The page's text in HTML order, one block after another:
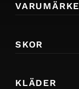
VARUMÄRKE
SKOR
KLÄDER